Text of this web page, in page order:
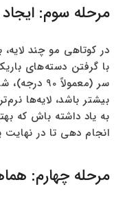
مرحله سوم: ایجاد
در کوتاهی مو چند
با گرفتن دسته‌های
سر
بیشتر باشد، لایه‌ها
به یاد داشته باش که
انجام دهی تا در
مرحله چهارم: